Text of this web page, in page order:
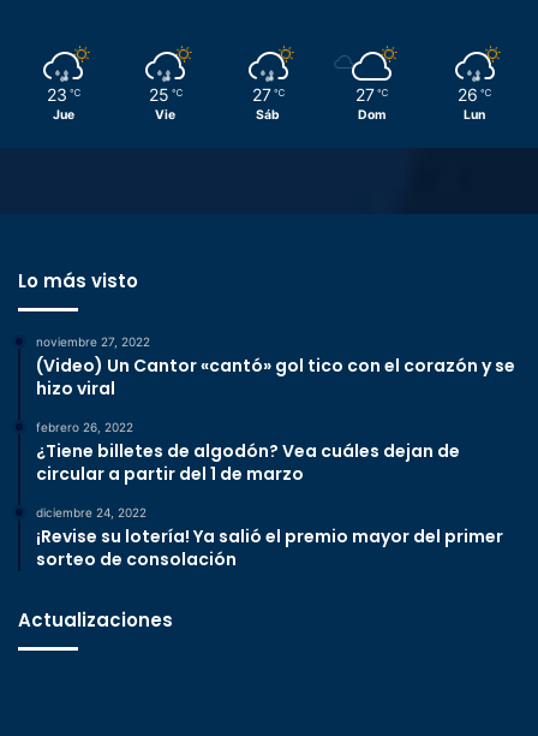
23 ℃
Jue
25 ℃
Vie
27 ℃
Sáb
27 ℃
Dom
26 ℃
Lun
Lo más visto
noviembre 27, 2022
(Video) Un Cantor «cantó» gol tico con el corazón y se
hizo viral
febrero 26, 2022
¿Tiene billetes de algodón? Vea cuáles dejan de
circular a partir del 1 de marzo
diciembre 24, 2022
¡Revise su lotería! Ya salió el premio mayor del primer
sorteo de consolación
Actualizaciones